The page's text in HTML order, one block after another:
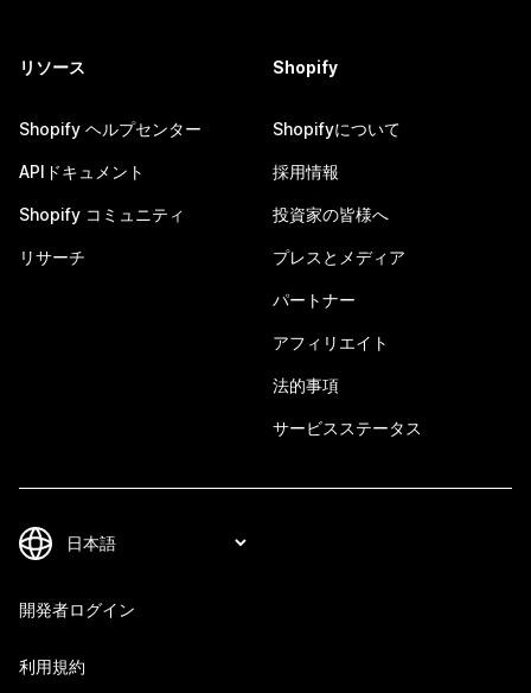
リソース
Shopify ヘルプセンター
APIドキュメント
Shopify コミュニティ
リサーチ
Shopify
Shopifyについて
採用情報
投資家の皆様へ
プレスとメディア
パートナー
アフィリエイト
法的事項
サービスステータス
開発者ログイン
利用規約